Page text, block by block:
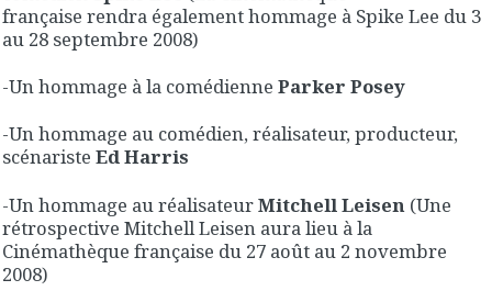
française rendra également hommage à Spike Lee du 3
au 28 septembre 2008)
-Un hommage à la comédienne Parker Posey
-Un hommage au comédien, réalisateur, producteur,
scénariste Ed Harris
-Un hommage au réalisateurMitchell Leisen (Une
rétrospective Mitchell Leisen aura lieu à la
Cinémathèque française du 27 août au 2 novembre
2008)